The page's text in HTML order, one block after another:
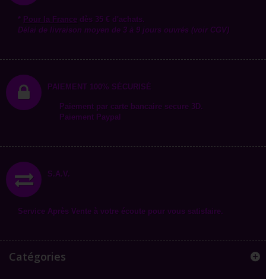
* Pour la France dès 35 € d'achats.
Délai de livraison moyen de 3 à 9 jours ouvrés (voir CGV)
PAIEMENT 100% SÉCURISÉ
Paiement par carte bancaire secure 3D.
Paiement Paypal
S.A.V.
Service Après Vente à votre écoute pour vous satisfaire.
Catégories